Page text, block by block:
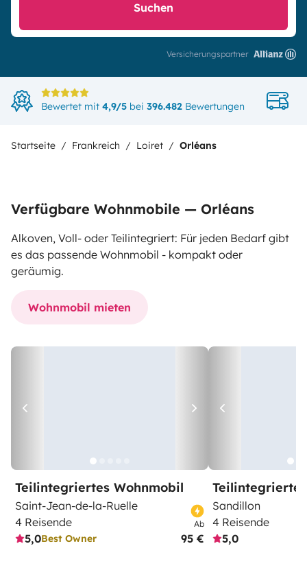
Suchen
Versicherungspartner
Bewertet mit 4,9/5 bei 396.482 Bewertungen
Startseite Frankreich Loiret Orléans
Verfügbare Wohnmobile — Orléans
Alkoven, Voll- oder Teilintegriert: Für jeden Bedarf gibt
es das passende Wohnmobil - kompakt oder
geräumig.
Wohnmobil mieten
Teilintegriertes Wohnmobil
Saint-Jean-de-la-Ruelle
4 Reisende
5,0Best Owner
Ab
95 €
Sandillon
4 Reisende
5,0